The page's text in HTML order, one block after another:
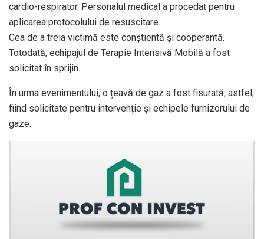
cardio-respirator. Personalul medical a procedat pentru
aplicarea protocolului de resuscitare.
Cea de a treia victimă este conștientă și cooperantă.
Totodată, echipajul de Terapie Intensivă Mobilă a fost
solicitat în sprijin.
În urma evenimentului, o țeavă de gaz a fost fisurată, astfel,
fiind solicitate pentru intervenție și echipele furnizorului de
gaze.